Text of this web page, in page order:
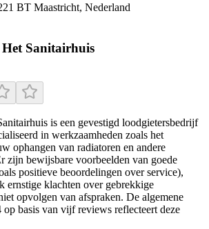
BT Maastricht, Nederland
Sanitairhuis
is een gevestigd loodgietersbedrijf
in werkzaamheden zoals het
ophangen van radiatoren en andere
zijn bewijsbare voorbeelden van goede
positieve beoordelingen over service),
ernstige klachten over gebrekkige
opvolgen van afspraken. De algemene
op basis van vijf reviews reflecteert deze